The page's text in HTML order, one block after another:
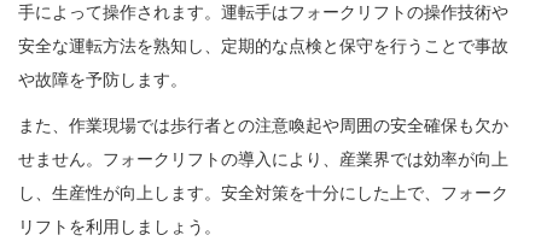
手によって操作されます。運転手はフォークリフトの操作技術や
安全な運転方法を熟知し、定期的な点検と保守を行うことで事故
や故障を予防します。
また、作業現場では歩行者との注意喚起や周囲の安全確保も欠か
せません。フォークリフトの導入により、産業界では効率が向上
し、生産性が向上します。安全対策を十分にした上で、フォーク
リフトを利用しましょう。